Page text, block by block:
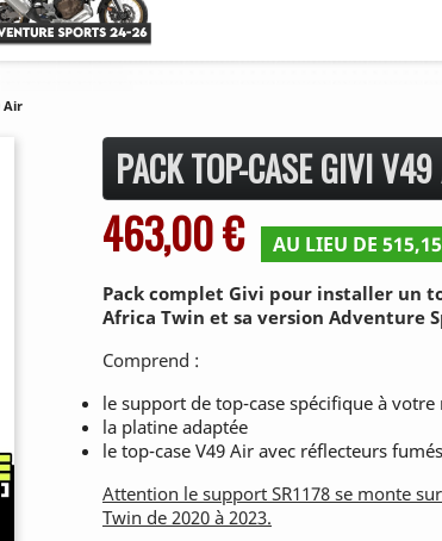
Air
PACK TOP-CASE GIVI
463,00 € AU LIEU DE
Pack complet Givi pour installer un
Africa Twin et sa version Adventure
Comprend :
le support de top-case spécifique à
la platine adaptée
le top-case V49 Air avec réflecteurs fumés
Attention le support SR1178 se monte
Twin de 2020 à 2023.